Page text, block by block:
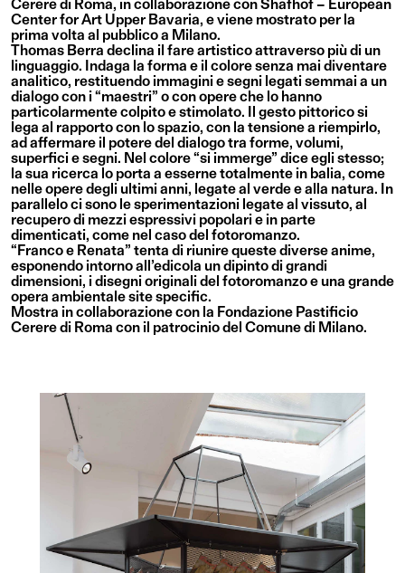
Cerere di Roma, in collaborazione con Shafhof – European
Center for Art Upper Bavaria, e viene mostrato per la
prima volta al pubblico a Milano.
Thomas Berra declina il fare artistico attraverso più di un
linguaggio. Indaga la forma e il colore senza mai diventare
analitico, restituendo immagini e segni legati semmai a un
dialogo con i “maestri” o con opere che lo hanno
particolarmente colpito e stimolato. Il gesto pittorico si
lega al rapporto con lo spazio, con la tensione a riempirlo,
ad affermare il potere del dialogo tra forme, volumi,
superfici e segni. Nel colore “si immerge” dice egli stesso;
la sua ricerca lo porta a esserne totalmente in balia, come
nelle opere degli ultimi anni, legate al verde e alla natura. In
parallelo ci sono le sperimentazioni legate al vissuto, al
recupero di mezzi espressivi popolari e in parte
dimenticati, come nel caso del fotoromanzo.
“Franco e Renata” tenta di riunire queste diverse anime,
esponendo intorno all’edicola un dipinto di grandi
dimensioni, i disegni originali del fotoromanzo e una grande
opera ambientale site specific.
Mostra in collaborazione con la Fondazione Pastificio
Cerere di Roma con il patrocinio del Comune di Milano.